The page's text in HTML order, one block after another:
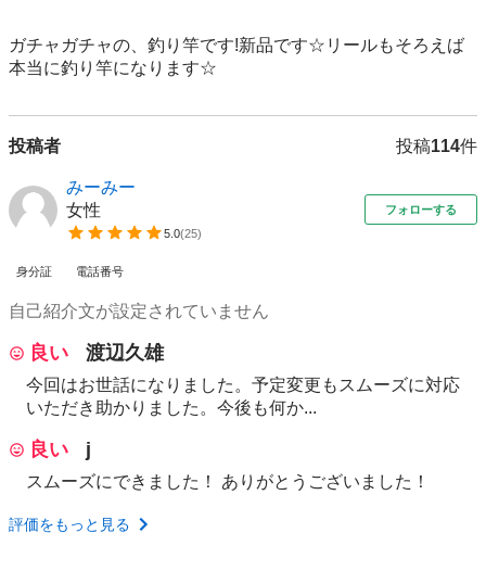
ガチャガチャの、釣り竿です!新品です☆リールもそろえば
本当に釣り竿になります☆
投稿者 投稿114件
みーみー
女性
5.0(25)
フォローする
身分証 電話番号
自己紹介文が設定されていません
良い 渡辺久雄
今回はお世話になりました。予定変更もスムーズに対応
いただき助かりました。今後も何か...
良い j
スムーズにできました！ ありがとうございました！
評価をもっと見る